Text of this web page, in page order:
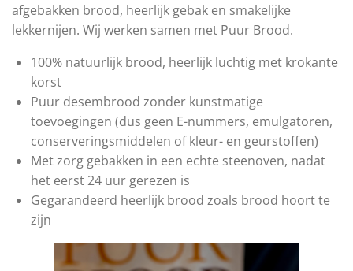
afgebakken brood, heerlijk gebak en smakelijke
lekkernijen. Wij werken samen met Puur Brood.
100% natuurlijk brood, heerlijk luchtig met krokante
korst
Puur desembrood zonder kunstmatige
toevoegingen (dus geen E-nummers, emulgatoren,
conserveringsmiddelen of kleur- en geurstoffen)
Met zorg gebakken in een echte steenoven, nadat
het eerst 24 uur gerezen is
Gegarandeerd heerlijk brood zoals brood hoort te
zijn